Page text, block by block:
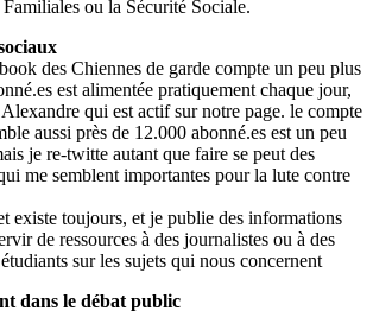
ou la Sécurité Sociale.
des Chiennes de garde compte un peu plus
est alimentée pratiquement chaque jour,
qui est actif sur notre page. le compte
aussi près de 12.000 abonné.es est un peu
je re-twitte autant que faire se peut des
me semblent importantes pour la lute contre
existe toujours, et je publie des informations
de ressources à des journalistes ou à des
sur les sujets qui nous concernent
dans le débat public